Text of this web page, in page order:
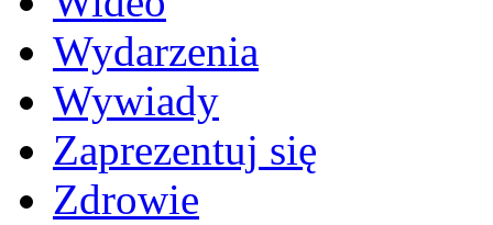
Wydarzenia
Wywiady
Zaprezentuj się
Zdrowie